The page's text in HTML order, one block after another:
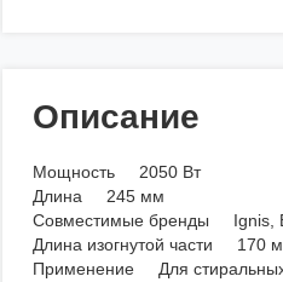
Описание
Мощность 2050 Вт
Длина 245 мм
Совместимые бренды Ignis,
Длина изогнутой части 170
Применение Для